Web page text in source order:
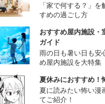
「家で何する？」を
すめの過ごし方
おすすめ屋内施設・
ガイド
雨の日も暑い日も安
め屋内施設を大特集
夏休みにおすすめ！
夏に読みたい怖い漫
てご紹介！